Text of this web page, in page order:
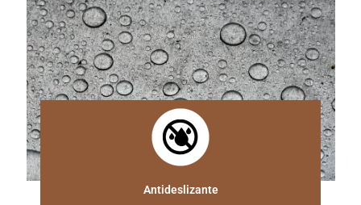
Antideslizante